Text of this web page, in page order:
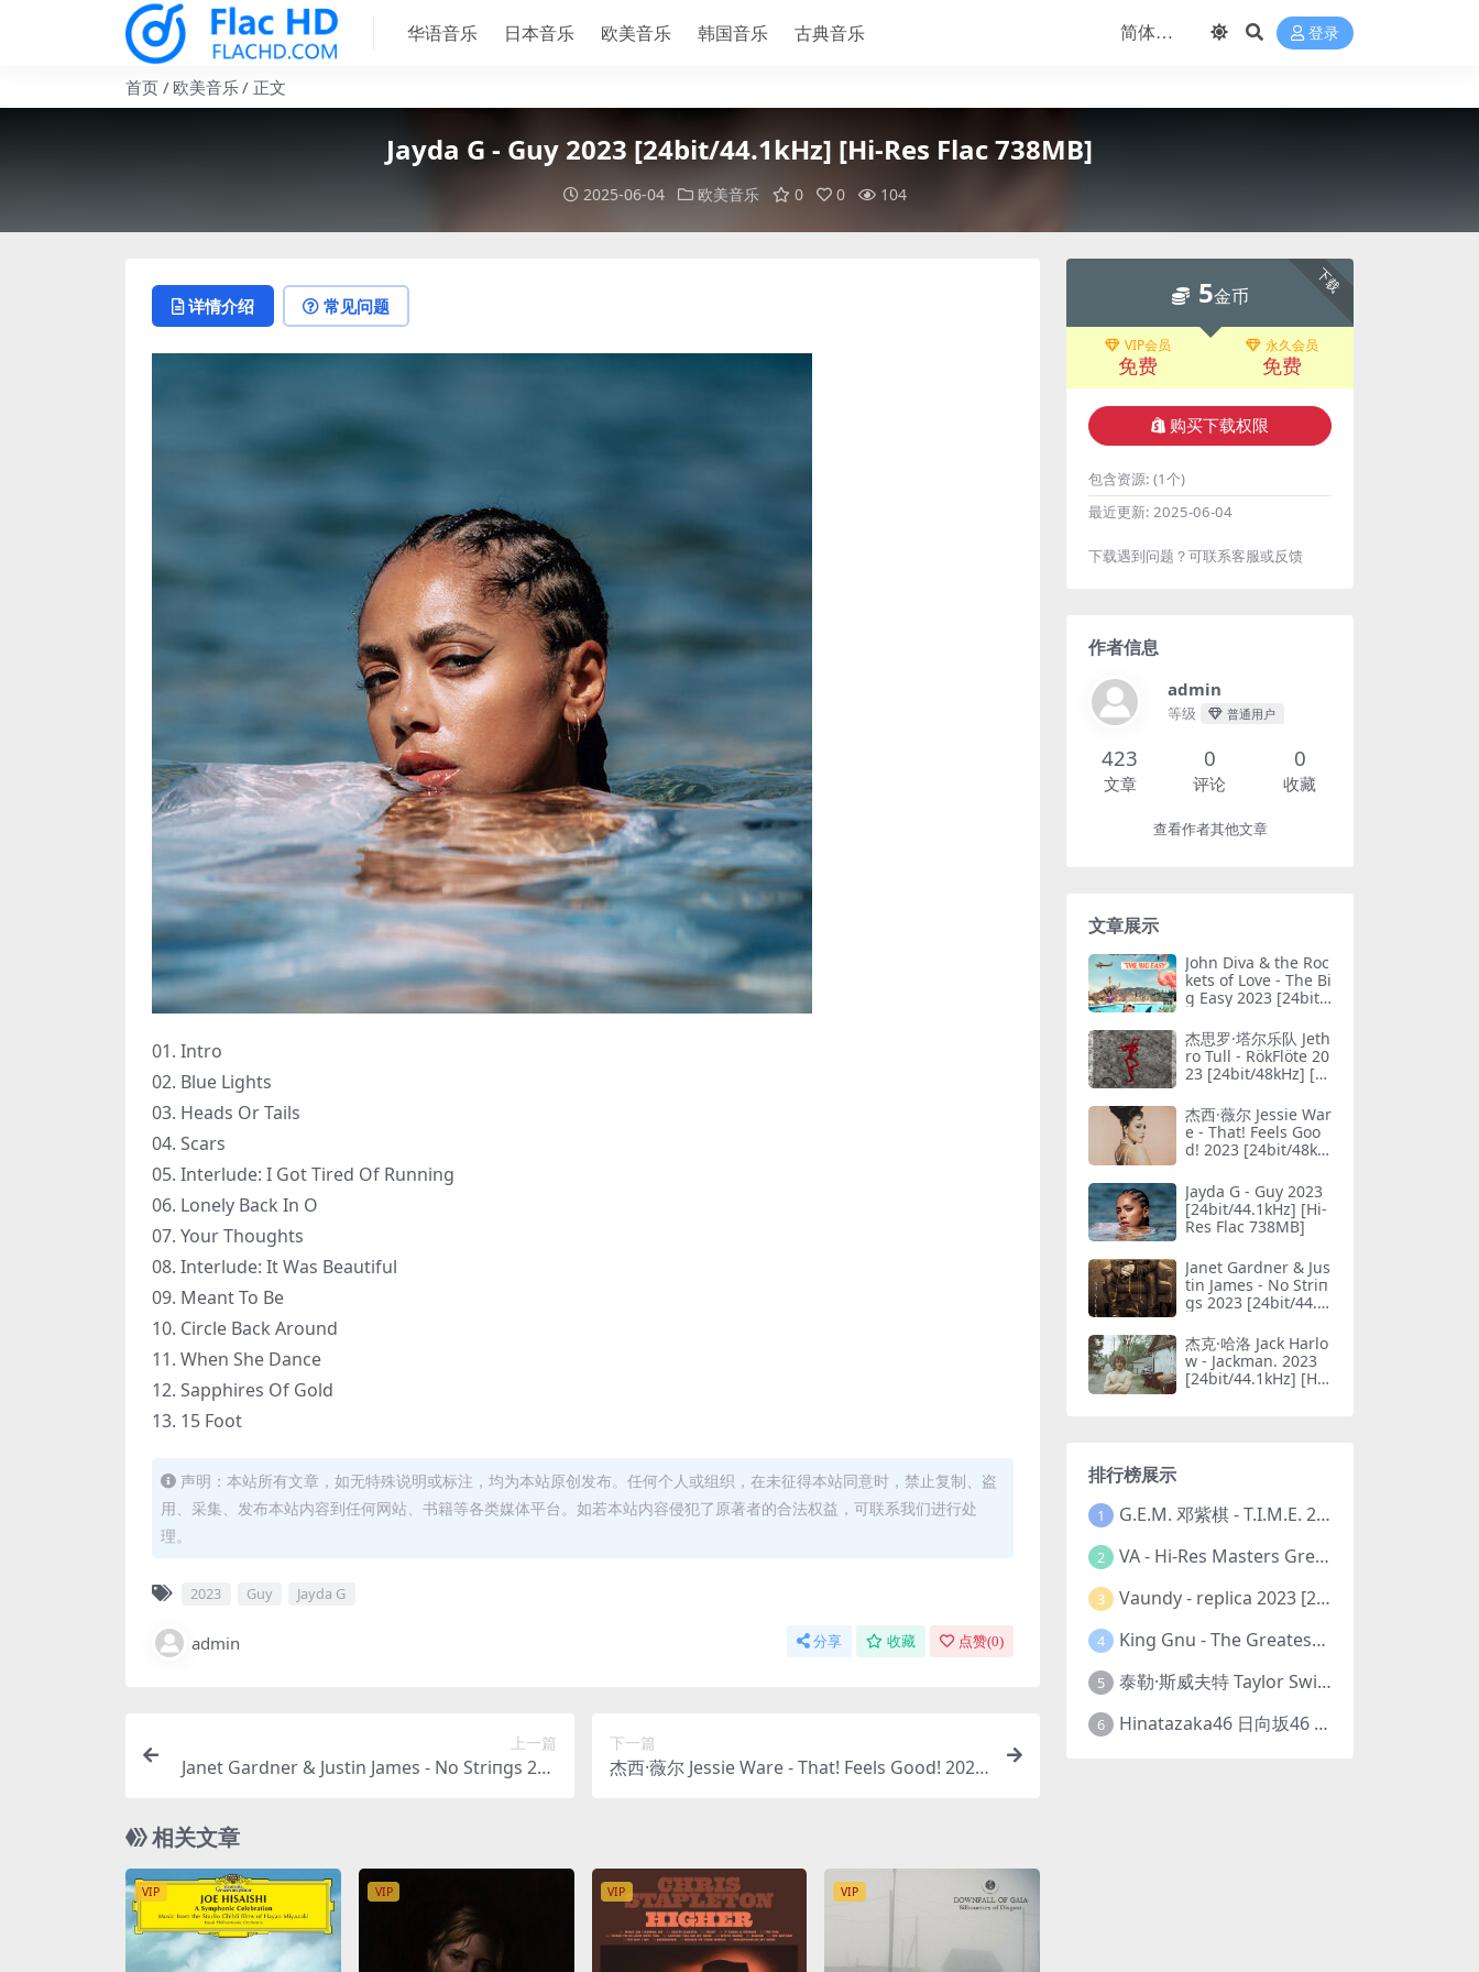
华语音乐 日本音乐 欧美音乐 韩国音乐 古典音乐 登录
首页 欧美音乐 正文
Jayda G - Guy 2023 [24bit/44.1kHz] [Hi-Res Flac 738MB]
2025-06-04 欧美音乐 0 0 104
详情介绍 常见问题
01. Intro
02. Blue Lights
03. Heads Or Tails
04. Scars
05. Interlude: I Got Tired Of Running
06. Lonely Back In O
07. Your Thoughts
08. Interlude: It Was Beautiful
09. Meant To Be
10. Circle Back Around
11. When She Dance
12. Sapphires Of Gold
13. 15 Foot
声明：本站所有文章，如无特殊说明或标注，均为本站原创发布。任何个人或组织，在未征得本站同意时，禁止复制、盗
用、采集、发布本站内容到任何网站、书籍等各类媒体平台。如若本站内容侵犯了原著者的合法权益，可联系我们进行处
理。
2023 Guy Jayda G
admin 分享 收藏 点赞(0)
上一篇
Janet Gardner & Justin James - No Striпgs 202
下一篇
杰西·薇尔 Jessie Ware - That! Feels Good! 2023
相关文章
VIP VIP VIP VIP
下载
5金币
VIP会员
免费
永久会员
免费
购买下载权限
包含资源: (1个)
最近更新: 2025-06-04
下载遇到问题？可联系客服或反馈
作者信息
admin
等级 普通用户
423
文章
0
评论
0
收藏
查看作者其他文章
文章展示
John Diva & the Roc
kets of Love - The Bi
g Easy 2023 [24bit/
c 582MB]
杰思罗·塔尔乐队 Jeth
ro Tull - RökFlöte 20
23 [24bit/48kHz] [Hi
杰西·薇尔 Jessie War
e - That! Feels Goo
d! 2023 [24bit/48kH
MB]
Jayda G - Guy 2023
[24bit/44.1kHz] [Hi-
Res Flac 738MB]
Janet Gardner & Jus
tin James - No Striп
gs 2023 [24bit/44.1
4MB]
杰克·哈洛 Jack Harlo
w - Jackman. 2023
[24bit/44.1kHz] [Hi-
排行榜展示
1 G.E.M. 邓紫棋 - T.I.M.E. 2023-11-26 [24bit/48kHz] [Hi-Res Flac 313MB]
2 VA - Hi-Res Masters Greatest Hits Ever Vol. III 2023 [24Bit/192kHz] [Hi-Res Flac 10.5GB]
3 Vaundy - replica 2023 [24bit/48kHz] [Hi-Res Flac 1.6GB]
4 King Gnu - The Greatest Unknown 2023 [24Bit/48kHz] [Hi-Res Flac 752MB]
5 泰勒·斯威夫特 Taylor Swift - The Eras Tour 2023 [24bit/44.1kHz] [Hi-Res Flac 2.02GB]
6 Hinatazaka46 日向坂46 - 脈打つ感情 2023 [24bit/96kHz] [Hi-Res Flac 3.3GB]